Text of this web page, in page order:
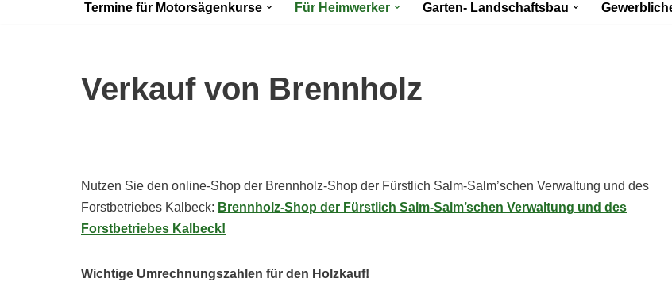
Termine für Motorsägenkurse Für Heimwerker Garten- Landschaftsbau
Verkauf von Brennholz
Nutzen Sie den online-Shop der Brennholz-Shop der Fürstlich Salm-Salm’schen Verwaltung und des
Forstbetriebes Kalbeck: Brennholz-Shop der Fürstlich Salm-Salm’schen Verwaltung und des
Forstbetriebes Kalbeck!
Wichtige Umrechnungszahlen für den Holzkauf!